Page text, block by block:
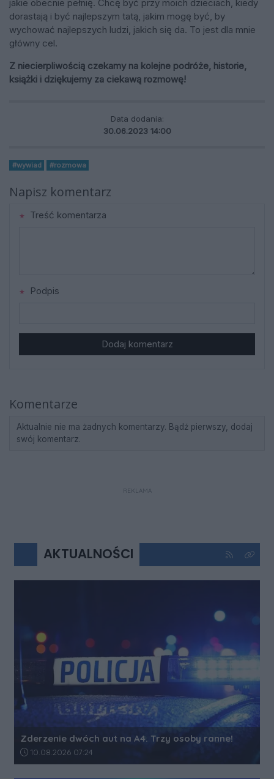
jakie obecnie pełnię. Chcę być przy moich dzieciach, kiedy
dorastają i być najlepszym tatą, jakim mogę być, by
wychować najlepszych ludzi, jakich się da. To jest dla mnie
główny cel.
Z niecierpliwością czekamy na kolejne podróże, historie,
książki i dziękujemy za ciekawą rozmowę!
Data dodania:
30.06.2023 14:00
#wywiad #rozmowa
Napisz komentarz
Treść komentarza
Podpis
Dodaj komentarz
Komentarze
Aktualnie nie ma żadnych komentarzy. Bądź pierwszy, dodaj
swój komentarz.
REKLAMA
AKTUALNOŚCI Kliknij aby
Kliknij
Zderzenie dwóch aut na A4. Trzy osoby ranne!
Data dodania artykułu:
10.08.2026 07:24